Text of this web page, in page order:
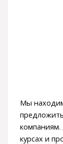
Мы
курсах и